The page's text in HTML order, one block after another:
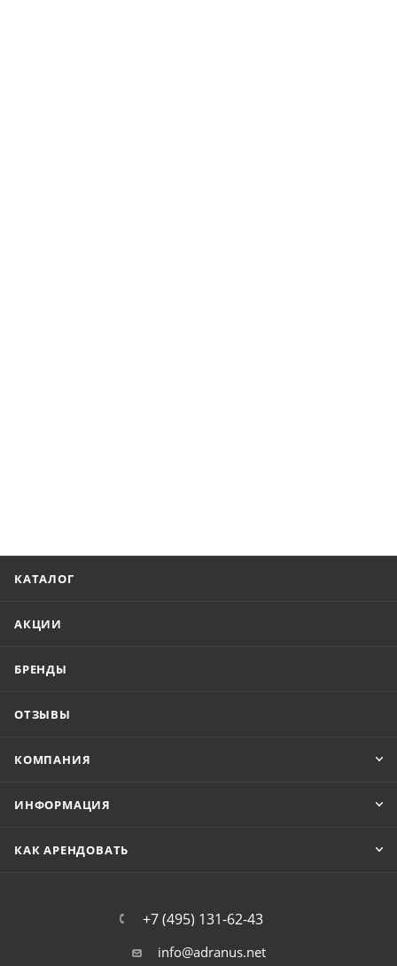
КАТАЛОГ
АКЦИИ
БРЕНДЫ
ОТЗЫВЫ
КОМПАНИЯ
ИНФОРМАЦИЯ
КАК АРЕНДОВАТЬ
+7 (495) 131-62-43
info@adranus.net